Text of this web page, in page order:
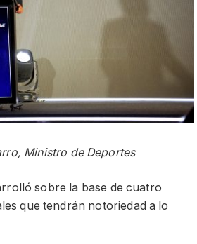
Ministro de Deportes
sobre la base de cuatro
que tendrán notoriedad a lo